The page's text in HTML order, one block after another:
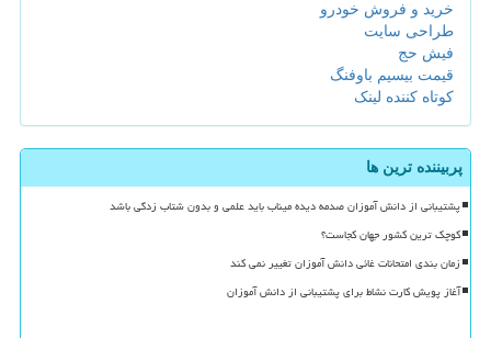
خرید و فروش خودرو
طراحی سایت
فیش حج
قیمت بیسیم باوفنگ
کوتاه کننده لینک
پربیننده ترین ها
پشتیبانی از دانش آموزان صدمه دیده میناب باید علمی و بدون شتاب زدگی باشد
کوچک ترین کشور جهان کجاست؟
زمان بندی امتحانات غائی دانش آموزان تغییر نمی کند
آغاز پویش کارت نشاط برای پشتیبانی از دانش آموزان